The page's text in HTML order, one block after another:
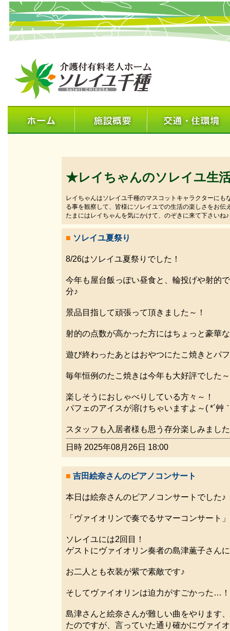
★レイちゃんのソレイユ生
レイちゃんはソレイユ千種のマスコットキャラクターに
る事を観察して、皆様にソレイユでの生活の楽しさをお伝
たまにはレイちゃんを気にかけて、のぞきに来て下さいね♪
■ ソレイユ夏祭り
8/26はソレイユ夏祭りでした！
今年も屋台飯っぽい昼食と、輪投げや射的
分♪
景品目指して頑張って頂きました～！
射的の点数が高かった方にはちょっと豪華
遊び終わったあとはおやつにたこ焼きとパ
毎年恒例のたこ焼きは今年も大好評でした
楽しそうにおしゃべりしている方々～！
パフェのアイスが溶けちゃいますよ～( *´艸
スタッフも入居者様も思う存分楽しみまし
日時 2025年08月26日 18:00
■ 吉田絵奈さんのピアノコンサート
本日は絵奈さんのピアノコンサートでした♪
「ヴァイオリンで奏でるサマーコンサート」
ソレイユには2回目！
ゲストにヴァイオリン奏者の島津薫子さん
お二人とも衣装が紫で素敵です♪
そしてヴァイオリンは迫力がすごかった…！
島津さんと絵奈さんが難しい曲をやります
たのですが、言っていた通り確かにヴァイ